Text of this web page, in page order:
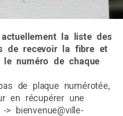
la liste des
de recevoir la fibre et
numéro de chaque
de plaque numérotée,
en récupérer une
bienvenue@ville-